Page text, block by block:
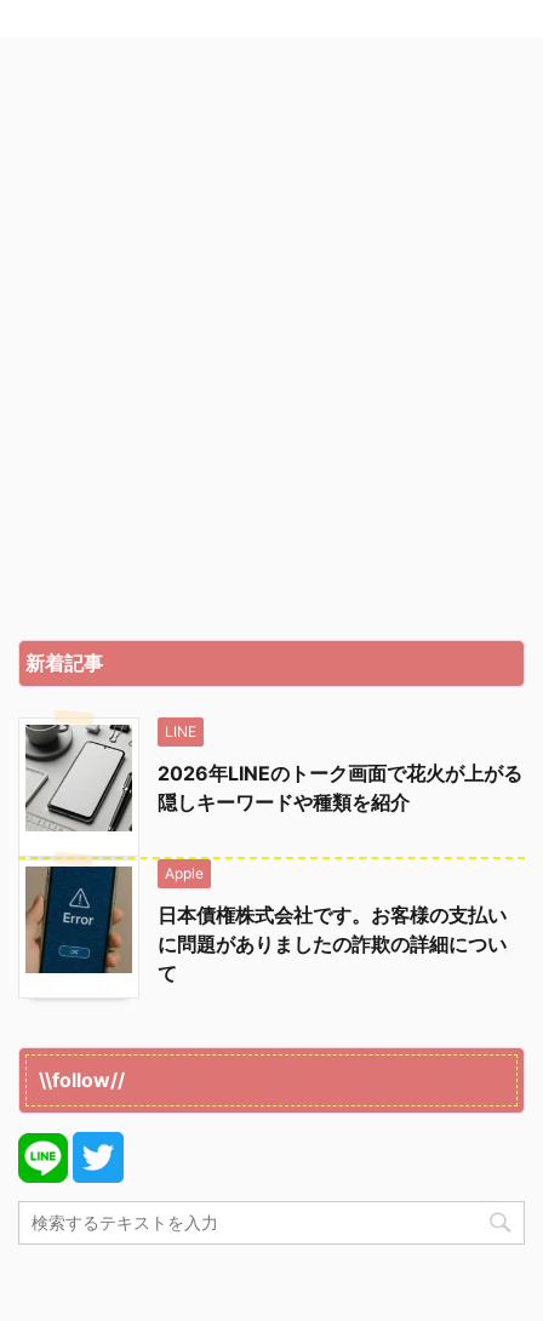
新着記事
LINE
2026年LINEのトーク画面で花火が上がる
隠しキーワードや種類を紹介
Apple
日本債権株式会社です。お客様の支払い
に問題がありましたの詐欺の詳細につい
て
\\follow//